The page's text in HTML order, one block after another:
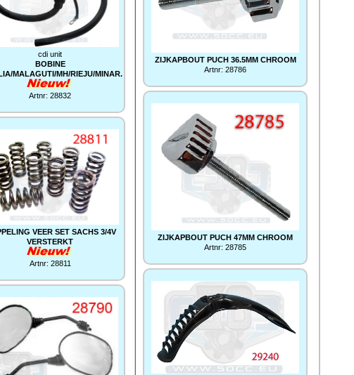
ZIJKAPBOUT PUCH 36.5MM CHROOM
Artnr: 28786
ZIJKAPBOUT PUCH 47MM CHROOM
Artnr: 28785
cdi unit
BOBINE
MALAGUTI/MH/RIEJU/MINAR.
Artnr: 28832
VEER SET SACHS 3/4V
VERSTERKT
Artnr: 28811